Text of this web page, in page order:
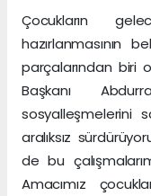
Çocukların
hazırlanmasının
parçalarından biri
Başkanı
sosyalleşmelerini
aralıksız
de bu
Amacımız